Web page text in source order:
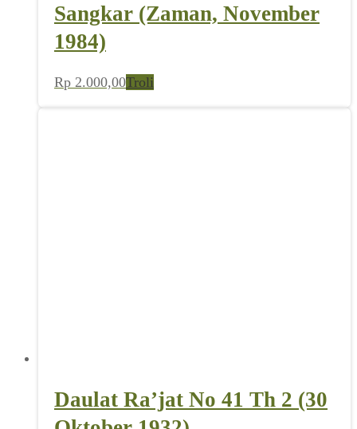
Sangkar (Zaman, November
1984)
Rp 2.000,00Troli
Daulat Ra’jat No 41 Th 2 (30